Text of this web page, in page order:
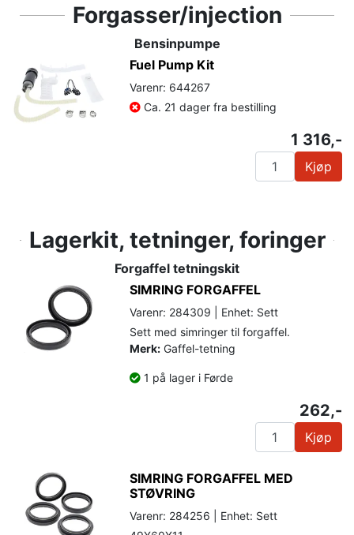
Forgasser/injection
Bensinpumpe
Fuel Pump Kit
Varenr: 644267
Ca. 21 dager fra bestilling
1 316,-
Kjøp
Lagerkit, tetninger, foringer
Forgaffel tetningskit
SIMRING FORGAFFEL
Varenr: 284309 | Enhet: Sett
Sett med simringer til forgaffel.
Merk: Gaffel-tetning
1 på lager i Førde
262,-
Kjøp
SIMRING FORGAFFEL MED
STØVRING
Varenr: 284256 | Enhet: Sett